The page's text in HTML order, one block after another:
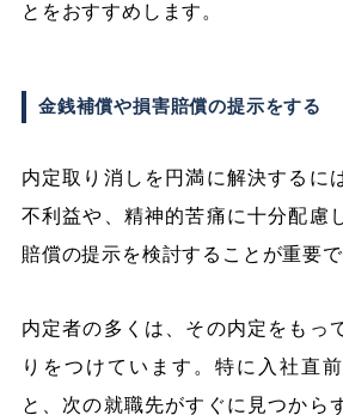
とをおすすめします。
金銭補償や損害賠償の提示をする
内定取り消しを円満に解決するに
不利益や、精神的苦痛に十分配慮
賠償の提示を検討することが重要で
内定者の多くは、その内定をもっ
りをつけています。特に入社直
と、次の就職先がすぐに見つから